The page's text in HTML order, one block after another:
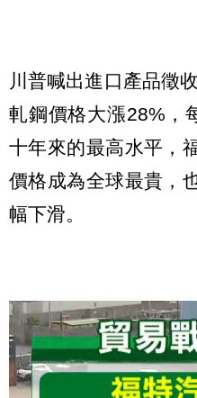
川普喊出進口產品徵
軋鋼價格大漲28%，
十年來的最高水平，
價格成為全球最貴，
幅下滑。